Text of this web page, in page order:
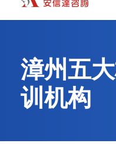
漳州五
训机构